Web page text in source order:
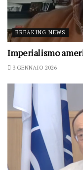
BREAKING NEWS
Imperialismo
3 GENNAIO 2026